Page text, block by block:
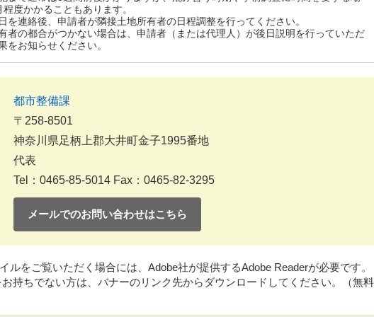
度かかることもあります。
を連絡後、申請者が隣接土地所有者の日程調整を行ってください。
者の都合がつかない場合は、申請者（または代理人）が後日説明を行っていただ
をお知らせください。
都市整備課
〒258-8501
神奈川県足柄上郡大井町金子1995番地
代表
Tel：0465-85-5014 Fax：0465-82-3295
メールでのお問い合わせはこちら
ルをご覧いただく場合には、Adobe社が提供するAdobe Readerが必要です。
お持ちでない方は、バナーのリンク先からダウンロードしてください。（無